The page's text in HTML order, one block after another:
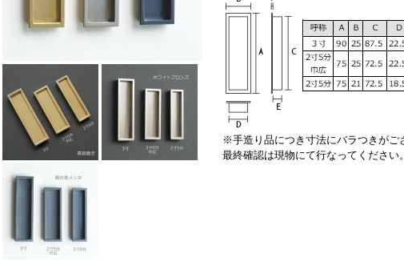
※手造り品につき寸法にバラつきがご
最終確認は現物にて行なってください。